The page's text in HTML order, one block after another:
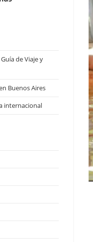
de Viaje y
Buenos Aires
internacional